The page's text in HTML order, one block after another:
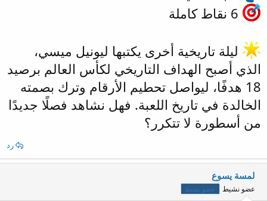
ليلة تاريخية أخرى يكتبها ليونيل ميسي،
الذي أصبح الهداف التاريخي لكأس العالم برصيد
18 هدفًا، ليواصل تحطيم الأرقام وترك بصمته
الخالدة في تاريخ اللعبة. فهل نشاهد فصلًا جديدًا
من أسطورة لا تتكرر؟
رد
لمسة يسوع
عضو نشيط عضو نشيط